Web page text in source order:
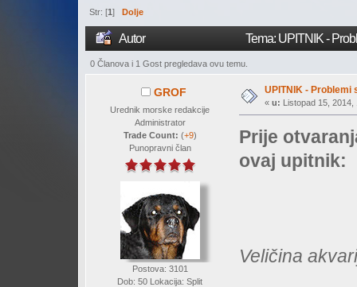
Str: [1] Dolje
Autor Tema: UPITNIK -
0 Članova i 1 Gost pregledava ovu temu.
GROF
Urednik morske redakcije
Administrator
Trade Count: (+9)
Punopravni član
Postova: 3101
Dob: 50 Lokacija: Split
UPITNIK - Problemi
« u: Listopad 15, 2014,
Prije
ovaj upitnik:
Veličina